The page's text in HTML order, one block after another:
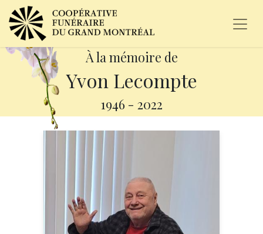
À la mémoire de
Yvon Lecompte
1946 - 2022